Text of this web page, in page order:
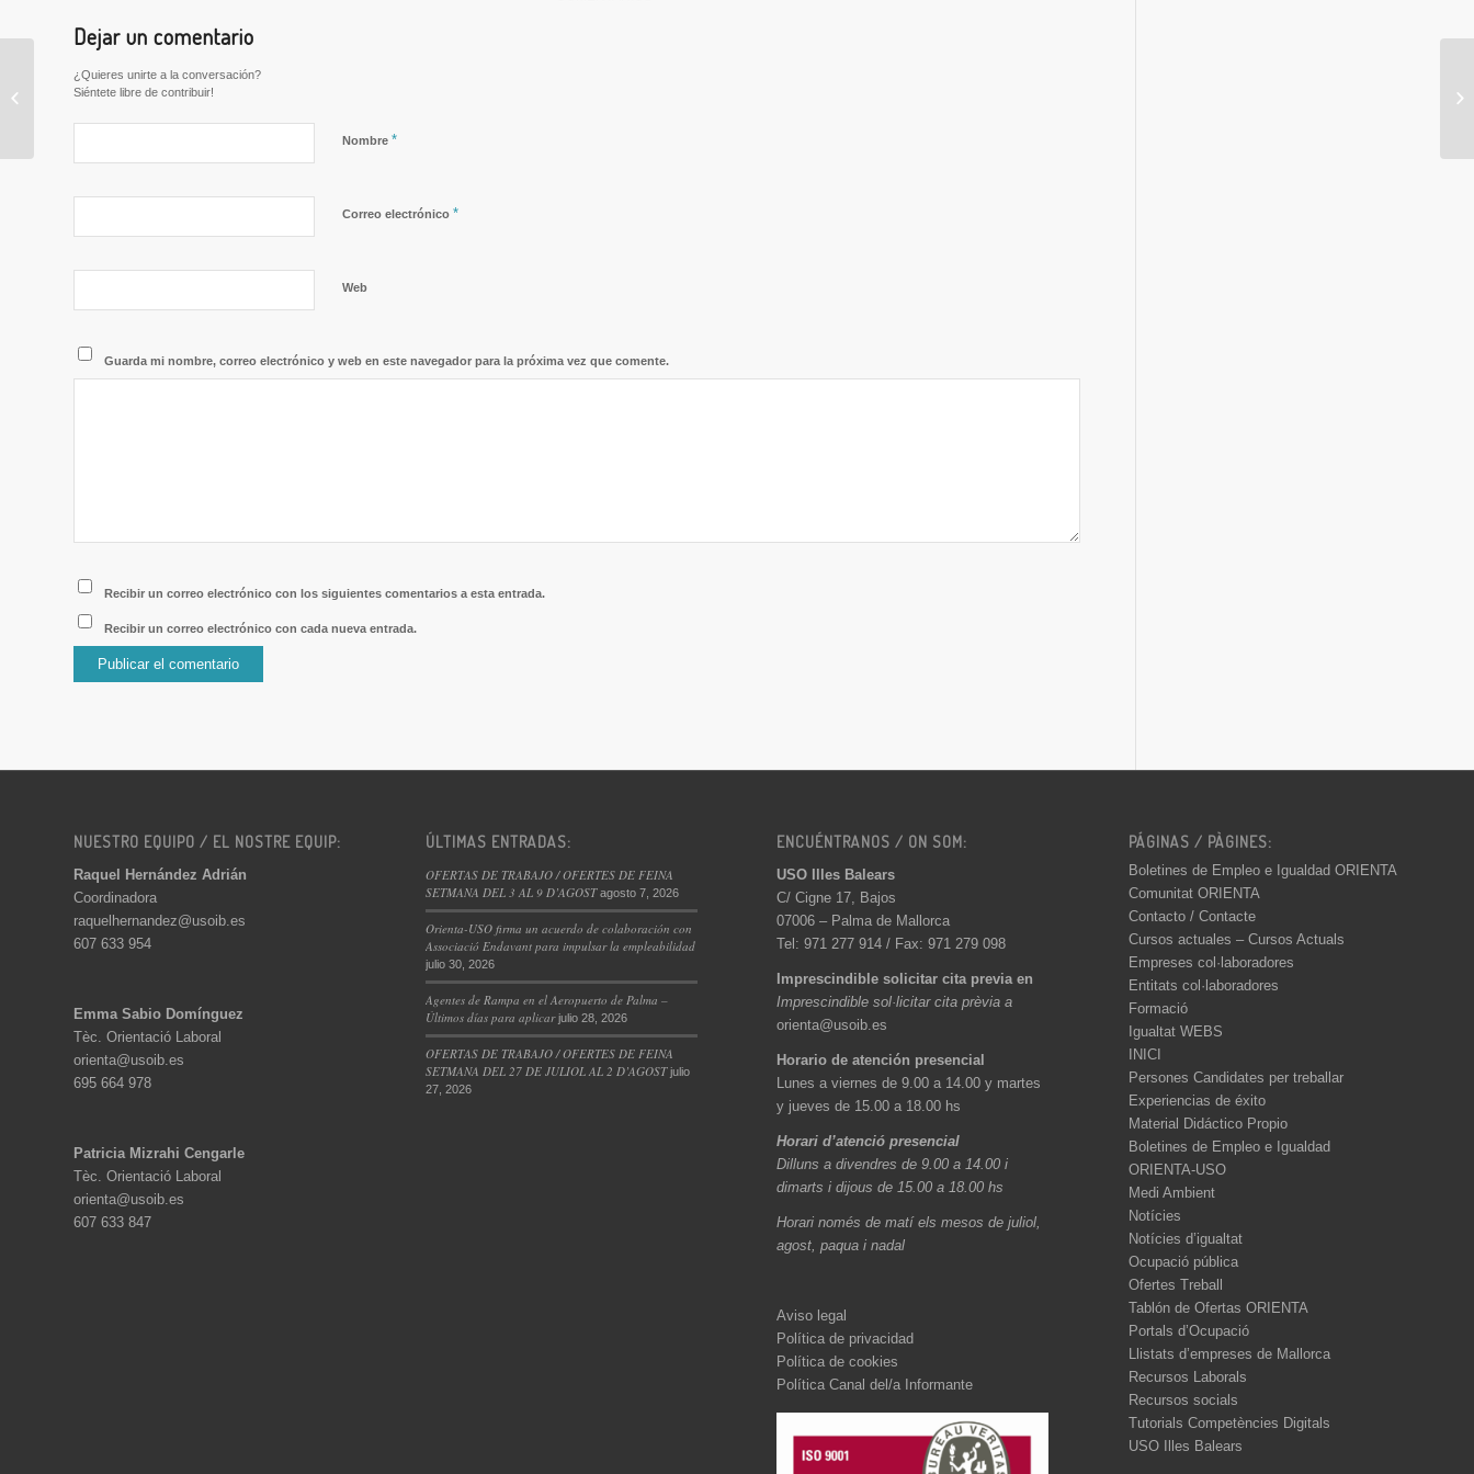
Dejar un comentario
¿Quieres unirte a la conversación?
Siéntete libre de contribuir!
Nombre *
Correo electrónico *
Web
Guarda mi nombre, correo electrónico y web en este navegador para la próxima vez que comente.
Recibir un correo electrónico con los siguientes comentarios a esta entrada.
Recibir un correo electrónico con cada nueva entrada.
NUESTRO EQUIPO / EL NOSTRE EQUIP:
Raquel Hernández Adrián
Coordinadora
raquelhernandez@usoib.es
607 633 954
Emma Sabio Domínguez
Tèc. Orientació Laboral
orienta@usoib.es
695 664 978
Patricia Mizrahi Cengarle
Tèc. Orientació Laboral
orienta@usoib.es
607 633 847
ÚLTIMAS ENTRADAS:
OFERTAS DE TRABAJO / OFERTES DE FEINA
SETMANA DEL 3 AL 9 D’AGOST agosto 7, 2026
Orienta-USO firma un acuerdo de colaboración con
Associació Endavant para impulsar la empleabilidad
julio 30, 2026
Agentes de Rampa en el Aeropuerto de Palma –
Últimos días para aplicar julio 28, 2026
OFERTAS DE TRABAJO / OFERTES DE FEINA
SETMANA DEL 27 DE JULIOL AL 2 D’AGOST julio
27, 2026
ENCUÉNTRANOS / ON SOM:
USO Illes Balears
C/ Cigne 17, Bajos
07006 – Palma de Mallorca
Tel: 971 277 914 / Fax: 971 279 098
Imprescindible solicitar cita previa en
Imprescindible sol·licitar cita prèvia a
orienta@usoib.es
Horario de atención presencial
Lunes a viernes de 9.00 a 14.00 y martes
y jueves de 15.00 a 18.00 hs
Horari d’atenció presencial
Dilluns a divendres de 9.00 a 14.00 i
dimarts i dijous de 15.00 a 18.00 hs
Horari només de matí els mesos de juliol,
agost, paqua i nadal
Aviso legal
Política de privacidad
Política de cookies
Política Canal del/a Informante
PÁGINAS / PÀGINES:
Boletines de Empleo e Igualdad ORIENTA
Comunitat ORIENTA
Contacto / Contacte
Cursos actuales – Cursos Actuals
Empreses col·laboradores
Entitats col·laboradores
Formació
Igualtat WEBS
INICI
Persones Candidates per treballar
Experiencias de éxito
Material Didáctico Propio
Boletines de Empleo e Igualdad
ORIENTA-USO
Medi Ambient
Notícies
Notícies d’igualtat
Ocupació pública
Ofertes Treball
Tablón de Ofertas ORIENTA
Portals d’Ocupació
Llistats d’empreses de Mallorca
Recursos Laborals
Recursos socials
Tutorials Competències Digitals
USO Illes Balears
Una vuelta al trabajo sin
romper la seguridad del
confinamiento.